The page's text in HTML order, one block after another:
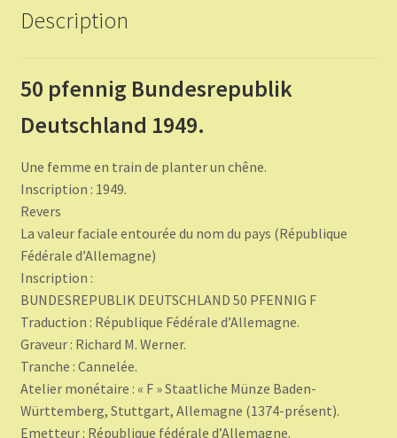
Description
50 pfennig Bundesrepublik
Deutschland 1949.
Une femme en train de planter un chêne.
Inscription : 1949.
Revers
La valeur faciale entourée du nom du pays (République
Fédérale d’Allemagne)
Inscription :
BUNDESREPUBLIK DEUTSCHLAND 50 PFENNIG F
Traduction : République Fédérale d’Allemagne.
Graveur : Richard M. Werner.
Tranche : Cannelée.
Atelier monétaire : « F » Staatliche Münze Baden-
Württemberg, Stuttgart, Allemagne (1374-présent).
Emetteur : République fédérale d’Allemagne.